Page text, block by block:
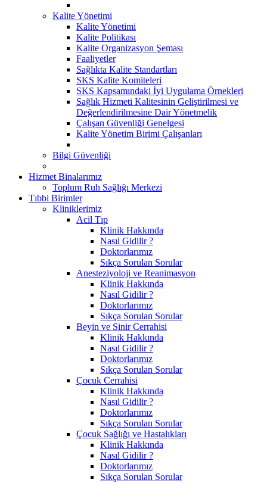
Kalite Yönetimi
Kalite Yönetimi
Kalite Politikası
Kalite Organizasyon Şeması
Faaliyetler
Sağlıkta Kalite Standartları
SKS Kalite Komiteleri
SKS Kapsamındaki İyi Uygulama Örnekleri
Sağlık Hizmeti Kalitesinin Geliştirilmesi ve
Değerlendirilmesine Dair Yönetmelik
Çalışan Güvenliği Genelgesi
Kalite Yönetim Birimi Çalışanları
Bilgi Güvenliği
Hizmet Binalarımız
Toplum Ruh Sağlığı Merkezi
Tıbbi Birimler
Kliniklerimiz
Acil Tıp
Klinik Hakkında
Nasıl Gidilir ?
Doktorlarımız
Sıkça Sorulan Sorular
Anesteziyoloji ve Reanimasyon
Klinik Hakkında
Nasıl Gidilir ?
Doktorlarımız
Sıkça Sorulan Sorular
Beyin ve Sinir Cerrahisi
Klinik Hakkında
Nasıl Gidilir ?
Doktorlarımız
Sıkça Sorulan Sorular
Çocuk Cerrahisi
Klinik Hakkında
Nasıl Gidilir ?
Doktorlarımız
Sıkça Sorulan Sorular
Çocuk Sağlığı ve Hastalıkları
Klinik Hakkında
Nasıl Gidilir ?
Doktorlarımız
Sıkça Sorulan Sorular